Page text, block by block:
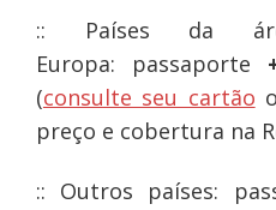
:: Países da
Europa: passaporte
(consulte seu cartão
preço e cobertura na
:: Outros países: